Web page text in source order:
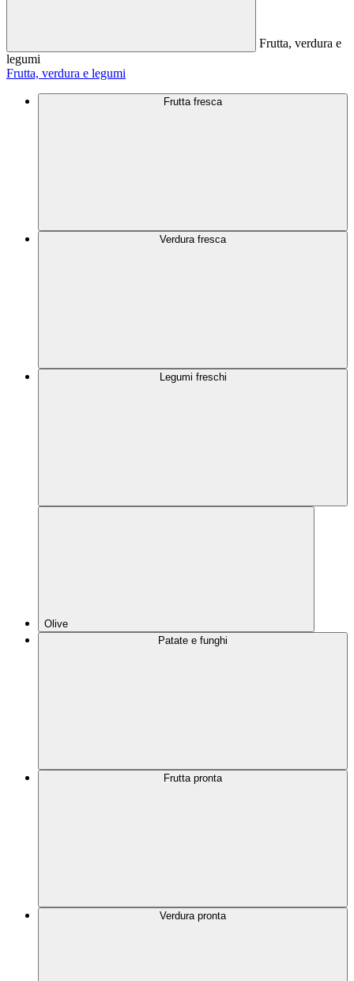
Frutta, verdura e
legumi
Frutta, verdura e legumi
Frutta fresca
Verdura fresca
Legumi freschi
Olive
Patate e funghi
Frutta pronta
Verdura pronta